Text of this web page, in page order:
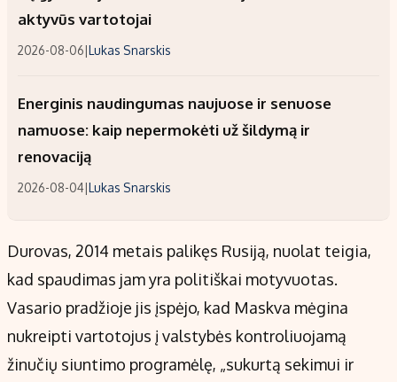
aktyvūs vartotojai
2026-08-06|Lukas Snarskis
Energinis naudingumas naujuose ir senuose
namuose: kaip nepermokėti už šildymą ir
renovaciją
2026-08-04|Lukas Snarskis
Durovas, 2014 metais palikęs Rusiją, nuolat teigia,
kad spaudimas jam yra politiškai motyvuotas.
Vasario pradžioje jis įspėjo, kad Maskva mėgina
nukreipti vartotojus į valstybės kontroliuojamą
žinučių siuntimo programėlę, „sukurtą sekimui ir